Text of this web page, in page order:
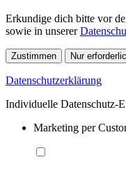
Erkundige dich bitte vor
sowie in unserer
Zustimmen Nur
Datenschutzerklärung
Individuelle Datenschutz-
Marketing per